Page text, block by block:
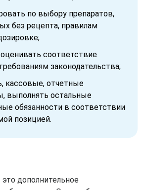
по выбору препаратов,
без рецепта, правилам
соответствие
законодательства;
кассовые, отчетные
выполнять остальные
обязанности в соответствии
позицией.
дополнительное